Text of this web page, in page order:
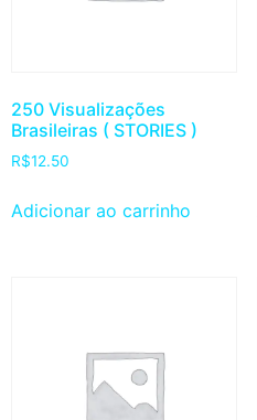
250 Visualizações
Brasileiras ( STORIES )
R$12.50
Adicionar ao carrinho